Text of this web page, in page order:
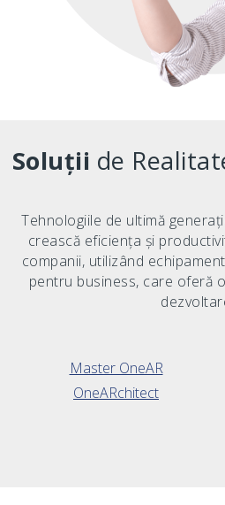
Soluții de
Tehnologiile de ultimă
crească eficiența și
companii, utilizând
pentru business, care oferă
Master OneAR
OneARchitect